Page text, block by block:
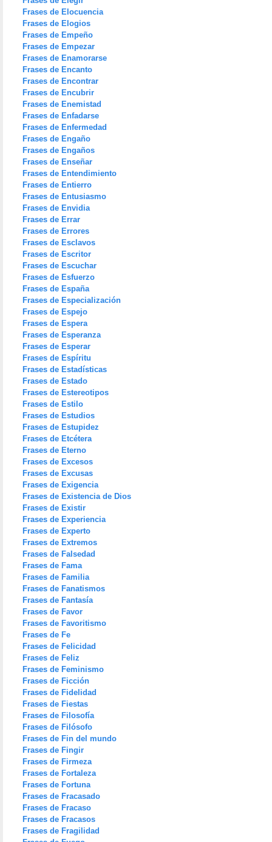
Frases de Elocuencia
Frases de Elogios
Frases de Empeño
Frases de Empezar
Frases de Enamorarse
Frases de Encanto
Frases de Encontrar
Frases de Encubrir
Frases de Enemistad
Frases de Enfadarse
Frases de Enfermedad
Frases de Engaño
Frases de Engaños
Frases de Enseñar
Frases de Entendimiento
Frases de Entierro
Frases de Entusiasmo
Frases de Envidia
Frases de Errar
Frases de Errores
Frases de Esclavos
Frases de Escritor
Frases de Escuchar
Frases de Esfuerzo
Frases de España
Frases de Especialización
Frases de Espejo
Frases de Espera
Frases de Esperanza
Frases de Esperar
Frases de Espíritu
Frases de Estadísticas
Frases de Estado
Frases de Estereotipos
Frases de Estilo
Frases de Estudios
Frases de Estupidez
Frases de Etcétera
Frases de Eterno
Frases de Excesos
Frases de Excusas
Frases de Exigencia
Frases de Existencia de Dios
Frases de Existir
Frases de Experiencia
Frases de Experto
Frases de Extremos
Frases de Falsedad
Frases de Fama
Frases de Familia
Frases de Fanatismos
Frases de Fantasía
Frases de Favor
Frases de Favoritismo
Frases de Fe
Frases de Felicidad
Frases de Feliz
Frases de Feminismo
Frases de Ficción
Frases de Fidelidad
Frases de Fiestas
Frases de Filosofía
Frases de Filósofo
Frases de Fin del mundo
Frases de Fingir
Frases de Firmeza
Frases de Fortaleza
Frases de Fortuna
Frases de Fracasado
Frases de Fracaso
Frases de Fracasos
Frases de Fragilidad